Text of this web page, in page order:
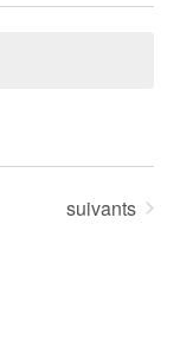
Évènements
suivants